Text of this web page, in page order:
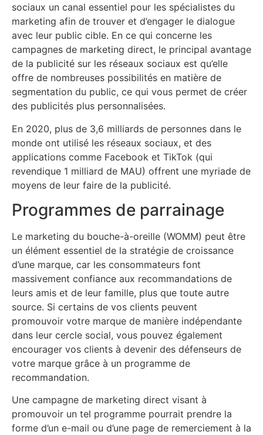
sociaux un canal essentiel pour les spécialistes du
marketing afin de trouver et d’engager le dialogue
avec leur public cible. En ce qui concerne les
campagnes de marketing direct, le principal avantage
de la publicité sur les réseaux sociaux est qu’elle
offre de nombreuses possibilités en matière de
segmentation du public, ce qui vous permet de créer
des publicités plus personnalisées.
En 2020, plus de 3,6 milliards de personnes dans le
monde ont utilisé les réseaux sociaux, et des
applications comme Facebook et TikTok (qui
revendique 1 milliard de MAU) offrent une myriade de
moyens de leur faire de la publicité.
Programmes de parrainage
Le marketing du bouche-à-oreille (WOMM) peut être
un élément essentiel de la stratégie de croissance
d’une marque, car les consommateurs font
massivement confiance aux recommandations de
leurs amis et de leur famille, plus que toute autre
source. Si certains de vos clients peuvent
promouvoir votre marque de manière indépendante
dans leur cercle social, vous pouvez également
encourager vos clients à devenir des défenseurs de
votre marque grâce à un programme de
recommandation.
Une campagne de marketing direct visant à
promouvoir un tel programme pourrait prendre la
forme d’un e-mail ou d’une page de remerciement à la